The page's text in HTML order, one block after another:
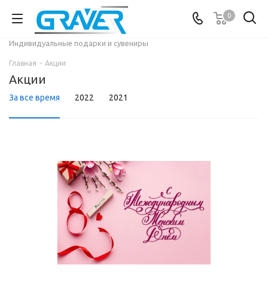
0
Индивидуальные подарки и сувениры
Главная - Акции
Акции
За все время 2022 2021